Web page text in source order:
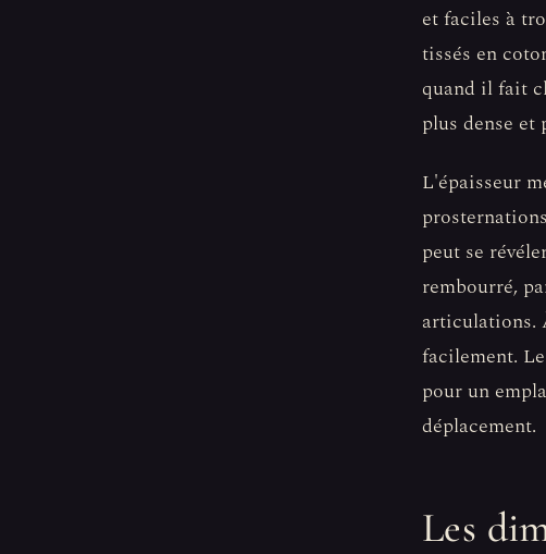
et faciles à
tissés en
quand il fait
plus dense et
L'épaisseur
peut se
rembourré,
articulations.
facilement.
pour un
déplacement.
Les